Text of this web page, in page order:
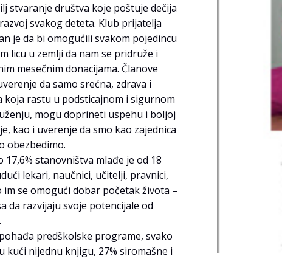
stvaranje društva koje poštuje dečija
svakog deteta. Klub prijatelja
je da bi omogućili svakom pojedincu
licu u zemlji da nam se pridruže i
mesečnim donacijama. Članove
da samo srećna, zdrava i
koja rastu u podsticajnom i sigurnom
mogu doprineti uspehu i boljoj
kao i uverenje da smo kao zajednica
obezbedimo.
17,6% stanovništva mlađe je od 18
lekari, naučnici, učitelji, pravnici,
se omogući dobar početak života –
da razvijaju svoje potencijale od
predškolske programe, svako
kući nijednu knjigu, 27% siromašne i